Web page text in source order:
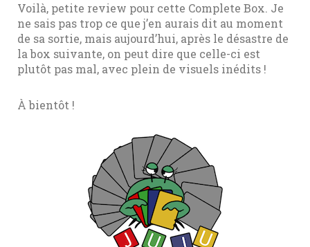
Voilà, petite review pour cette Complete Box. Je
ne sais pas trop ce que j’en aurais dit au moment
de sa sortie, mais aujourd’hui, après le désastre de
la box suivante, on peut dire que celle-ci est
plutôt pas mal, avec plein de visuels inédits !
À bientôt !